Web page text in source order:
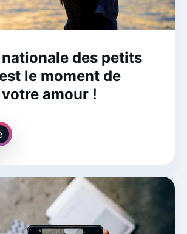
des petits
le moment de
amour !